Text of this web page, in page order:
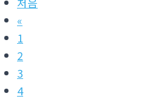
«
1
2
3
4